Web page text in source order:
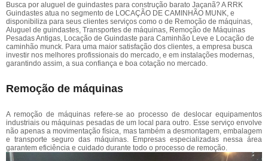
Busca por aluguel de guindastes para construção barato Jaçanã? A RRK
Guindastes atua no segmento de LOCAÇÃO DE CAMINHÃO MUNK, e
disponibiliza para seus clientes serviços como o de Remoção de máquinas,
Aluguel de guindastes, Transportes de máquinas, Remoção de Máquinas
Pesadas Antigas, Locação de Guindaste para Caminhão Leve e Locação de
caminhão munck. Para uma maior satisfação dos clientes, a empresa busca
investir nos melhores profissionais do mercado, e em instalações modernas,
garantindo assim, a sua confiança e boa cotação no mercado.
Remoção de máquinas
A remoção de máquinas refere-se ao processo de deslocar equipamentos
industriais ou máquinas pesadas de um local para outro. Esse serviço envolve
não apenas a movimentação física, mas também a desmontagem, embalagem
e transporte seguro das máquinas. Empresas especializadas nessa área
garantem eficiência e cuidado durante todo o processo de remoção.